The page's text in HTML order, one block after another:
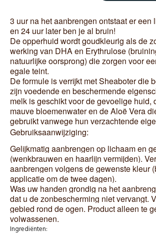
3 uur na het aanbrengen ontstaat er een
en 24 uur later ben je al bruin!
De opperhuid wordt goudkleurig als de
werking van DHA en Erythrulose
natuurlijke oorsprong) die zorgen voor
egale teint.
De formule is verrijkt met Sheaboter die
zijn voedende en beschermende
melk is geschikt voor de gevoelige huid,
mauve bloemenwater en de Aloë Vera
gebruikt vanwege hun verzachtende
Gebruiksaanwijziging:
Gelijkmatig aanbrengen op lichaam en
(wenkbrauwen en haarlijn vermijden).
aanbrengen volgens de gewenste kleur
applicatie om de twee dagen).
Was uw handen grondig na het
dat u de zonbescherming niet vervangt.
gebied rond de ogen. Product alleen te
volwassenen.
Ingrediënten: